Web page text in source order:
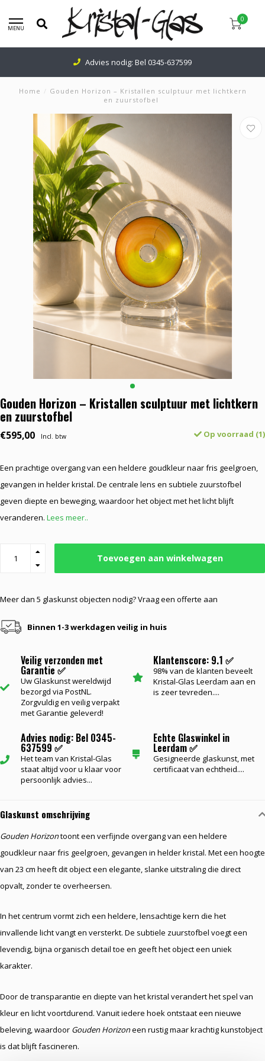
MENU
0
Advies nodig: Bel 0345-637599
Home / Gouden Horizon – Kristallen sculptuur met lichtkern
en zuurstofbel
Gouden Horizon – Kristallen sculptuur met lichtkern
en zuurstofbel
€595,00 Incl. btw Op voorraad (1)
Een prachtige overgang van een heldere goudkleur naar fris geelgroen,
gevangen in helder kristal. De centrale lens en subtiele zuurstofbel
geven diepte en beweging, waardoor het object met het licht blijft
veranderen. Lees meer..
Toevoegen aan winkelwagen
Meer dan 5 glaskunst objecten nodig? Vraag een offerte aan
Binnen 1-3 werkdagen veilig in huis
Veilig verzonden met
Garantie ✅
Uw Glaskunst wereldwijd
bezorgd via PostNL.
Zorgvuldig en veilig verpakt
met Garantie geleverd!
Klantenscore: 9.1 ✅
98% van de klanten beveelt
Kristal-Glas Leerdam aan en
is zeer tevreden....
Advies nodig: Bel 0345-
637599 ✅
Het team van Kristal-Glas
staat altijd voor u klaar voor
persoonlijk advies...
Echte Glaswinkel in
Leerdam ✅
Gesigneerde glaskunst, met
certificaat van echtheid....
Glaskunst omschrijving
Gouden Horizontoont een verfijnde overgang van een heldere
goudkleur naar fris geelgroen, gevangen in helder kristal. Met een hoogte
van 23 cm heeft dit object een elegante, slanke uitstraling die direct
opvalt, zonder te overheersen.
In het centrum vormt zich een heldere, lensachtige kern die het
invallende licht vangt en versterkt. De subtiele zuurstofbel voegt een
levendig, bijna organisch detail toe en geeft het object een uniek
karakter.
Door de transparantie en diepte van het kristal verandert het spel van
kleur en licht voortdurend. Vanuit iedere hoek ontstaat een nieuwe
beleving, waardoor Gouden Horizoneen rustig maar krachtig kunstobject
is dat blijft fascineren.